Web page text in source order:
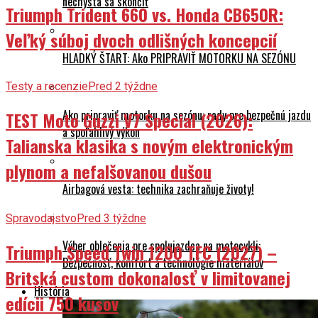
HLADKÝ ŠTART: Ako PRIPRAVIŤ MOTORKU NA SEZÓNU
Ako pripraviť motorku na sezónu: rady pre bezpečnú jazdu
a spoľahlivý výkon
Airbagová vesta: technika zachraňuje životy!
Výber oblečenia pre spolujazdca na motocykli:
Bezpečnosť, komfort a technológie materiálov
História
Triumph Trident 660 vs. Honda CB650R:
Veľký súboj dvoch odlišných koncepcií
Testy a recenziePred 2 týždne
TEST Moto Guzzi V7 Special (2026):
Talianska klasika s novým elektronickým
plynom a nefalšovanou dušou
SpravodajstvoPred 3 týždne
Triumph Speed Twin 1200 TFC (2027) –
Britská custom dokonalosť v limitovanej
edícii 750 kusov